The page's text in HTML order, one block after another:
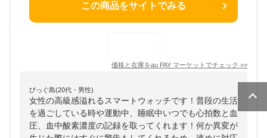
この商品をサイトでみる
価格と在庫をau PAY マーケット でチェック >>
びっぐ島(20代・男性)
女性の高級感溢れるスマートウォッチです！普段の生活
を過ごしている時や運動中、睡眠中いつでも心拍数と血
圧、血中酸素濃度の記録を取ってくれます！何か異変が